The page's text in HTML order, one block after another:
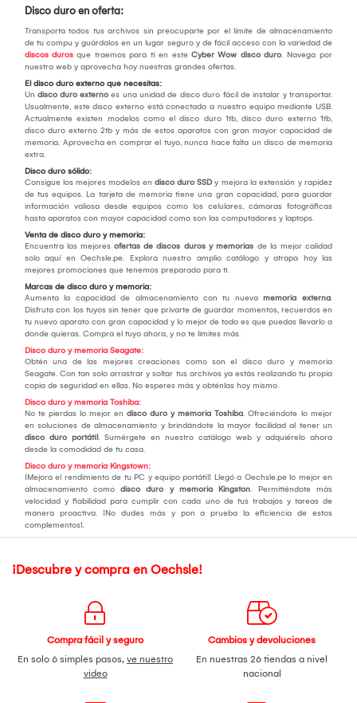
Disco duro en oferta:
Transporta todos tus archivos sin preocuparte por el límite de almacenamiento
de tu compu y guárdalos en un lugar seguro y de fácil acceso con la variedad de
discos duros que traemos para ti en este Cyber Wow disco duro. Navega por
nuestra web y aprovecha hoy nuestras grandes ofertas.
El disco duro externo que necesitas:
Un disco duro externo es una unidad de disco duro fácil de instalar y transportar.
Usualmente, este disco externo está conectado a nuestro equipo mediante USB.
Actualmente existen modelos como el disco duro 1tb, disco duro externo 1tb,
disco duro externo 2tb y más de estos aparatos con gran mayor capacidad de
memoria. Aprovecha en comprar el tuyo, nunca hace falta un disco de memoria
extra.
Disco duro sólido:
Consigue los mejores modelos en disco duro SSD y mejora la extensión y rapidez
de tus equipos. La tarjeta de memoria tiene una gran capacidad, para guardar
información valiosa desde equipos como los celulares, cámaras fotográficas
hasta aparatos con mayor capacidad como son las computadores y laptops.
Venta de disco duro y memoria:
Encuentra las mejores ofertas de discos duros y memorias de la mejor calidad
solo aquí en Oechsle.pe. Explora nuestro amplio catálogo y atrapa hoy las
mejores promociones que tenemos preparado para ti.
Marcas de disco duro y memoria:
Aumenta la capacidad de almacenamiento con tu nueva memoria externa.
Disfruta con los tuyos sin tener que privarte de guardar momentos, recuerdos en
tu nuevo aparato con gran capacidad y lo mejor de todo es que puedas llevarlo a
donde quieras. Compra el tuyo ahora, y no te limites más.
Disco duro y memoria Seagate:
Obtén una de las mejores creaciones como son el disco duro y memoria
Seagate. Con tan solo arrastrar y soltar tus archivos ya estás realizando tu propia
copia de seguridad en ellas. No esperes más y obténlas hoy mismo.
Disco duro y memoria Toshiba:
No te pierdas lo mejor en disco duro y memoria Toshiba. Ofreciéndote lo mejor
en soluciones de almacenamiento y brindándote la mayor facilidad al tener un
disco duro portátil. Sumérgete en nuestro catálogo web y adquiérelo ahora
desde la comodidad de tu casa.
Disco duro y memoria Kingstown:
¡Mejora el rendimiento de tu PC y equipo portátil! Llegó a Oechsle.pe lo mejor en
almacenamiento como disco duro y memoria Kingston. Permitiéndote más
velocidad y fiabilidad para cumplir con cada uno de tus trabajos y tareas de
manera proactiva. ¡No dudes más y pon a prueba la eficiencia de estos
complementos!.
¡Descubre y compra en Oechsle!
Compra fácil y seguro
En solo 6 simples pasos, ve nuestro
video
Cambios y devoluciones
En nuestras 26 tiendas a nivel
nacional